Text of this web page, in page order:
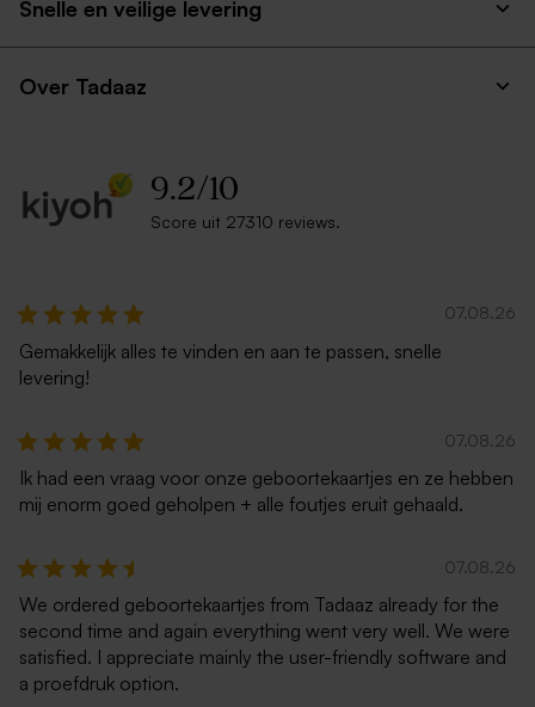
vakantiefoto's
geborduurd
Duurzaam
Snelle en veilige levering
Over Tadaaz
9.2/10
Score uit 27310 reviews.
07.08.26
Gemakkelijk alles te vinden en aan te passen, snelle
levering!
07.08.26
Ik had een vraag voor onze geboortekaartjes en ze hebben
mij enorm goed geholpen + alle foutjes eruit gehaald.
07.08.26
We ordered geboortekaartjes from Tadaaz already for the
second time and again everything went very well. We were
satisfied. I appreciate mainly the user-friendly software and
a proefdruk option.